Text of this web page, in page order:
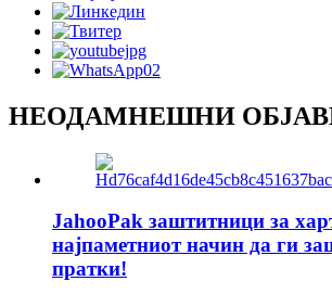
НЕОДАМНЕШНИ
JahooPak заштитници за
најпаметниот начин да ги
пратки!